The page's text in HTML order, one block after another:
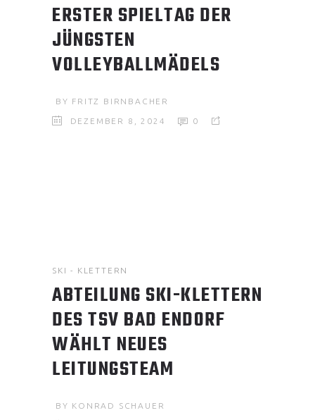
ERSTER SPIELTAG DER
JÜNGSTEN
VOLLEYBALLMÄDELS
BY FRITZ BIRNBACHER
DEZEMBER 8, 2024 0
SKI - KLETTERN
ABTEILUNG SKI-KLETTERN
DES TSV BAD ENDORF
WÄHLT NEUES
LEITUNGSTEAM
BY KONRAD SCHAUER